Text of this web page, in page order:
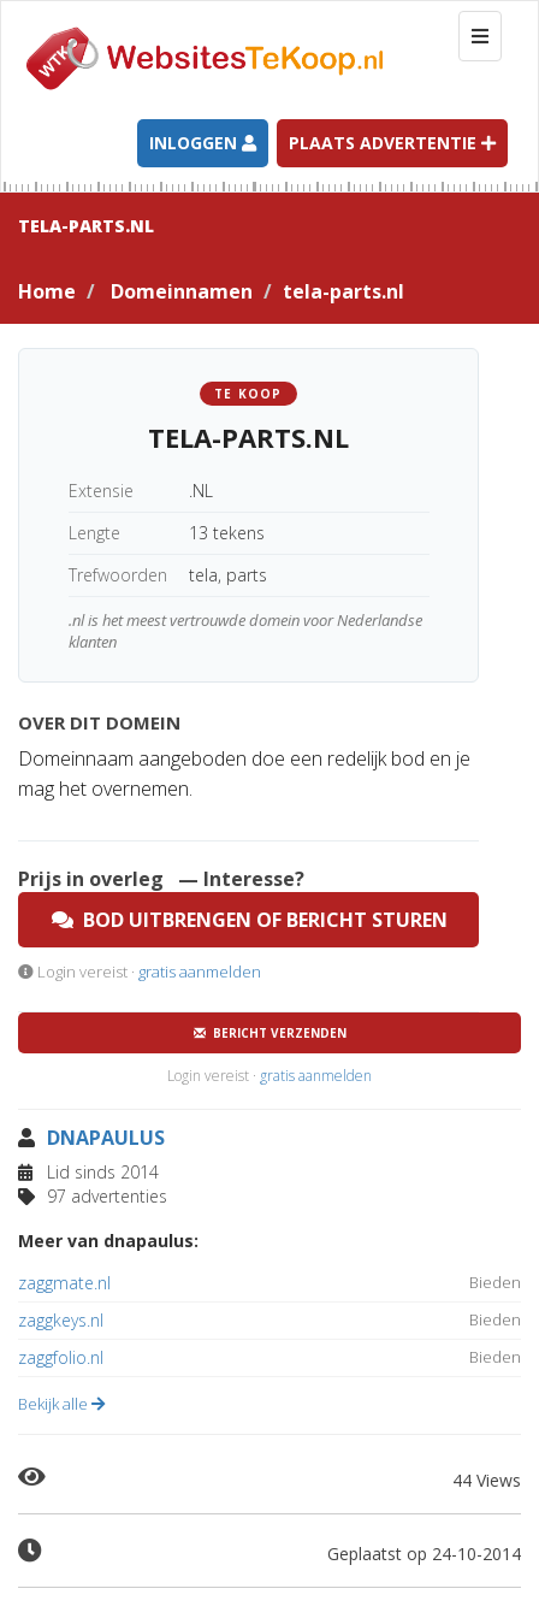
T
o
g
l
e
n
a
t
INLOGGEN PLAATS ADVERTENTIE
TELA-PARTS.NL
Home Domeinnamen tela-parts.nl
TE KOOP
TELA-PARTS.NL
Extensie
.NL
Lengte
13 tekens
Trefwoorden
tela, parts
.nl is het meest vertrouwde domein voor Nederlandse
klanten
OVER DIT DOMEIN
Domeinnaam aangeboden doe een redelijk bod en je
mag het overnemen.
Prijs in overleg
— Interesse?
BOD UITBRENGEN OF BERICHT STUREN
Login vereist · gratis aanmelden
BERICHT VERZENDEN
Login vereist · gratis aanmelden
DNAPAULUS
Lid sinds 2014
97 advertenties
Meer van dnapaulus:
zaggmate.nl
Bieden
zaggkeys.nl Bieden
zaggfolio.nl Bieden
Bekijk alle
44 Views
Geplaatst op 24-10-2014